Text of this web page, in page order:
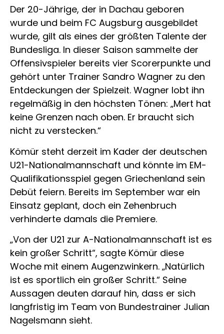
Der 20-Jährige, der in Dachau geboren
wurde und beim FC Augsburg ausgebildet
wurde, gilt als eines der größten Talente der
Bundesliga. In dieser Saison sammelte der
Offensivspieler bereits vier Scorerpunkte und
gehört unter Trainer Sandro Wagner zu den
Entdeckungen der Spielzeit. Wagner lobt ihn
regelmäßig in den höchsten Tönen: „Mert hat
keine Grenzen nach oben. Er braucht sich
nicht zu verstecken.“
Kömür steht derzeit im Kader der deutschen
U21-Nationalmannschaft und könnte im EM-
Qualifikationsspiel gegen Griechenland sein
Debüt feiern. Bereits im September war ein
Einsatz geplant, doch ein Zehenbruch
verhinderte damals die Premiere.
„Von der U21 zur A-Nationalmannschaft ist es
kein großer Schritt“, sagte Kömür diese
Woche mit einem Augenzwinkern. „Natürlich
ist es sportlich ein großer Schritt.“ Seine
Aussagen deuten darauf hin, dass er sich
langfristig im Team von Bundestrainer Julian
Nagelsmann sieht.